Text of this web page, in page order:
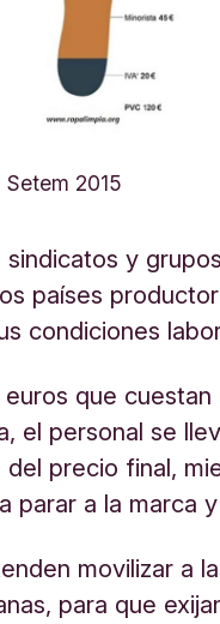
Setem 2015
y
países
condiciones
que
el personal se
precio final,
parar a la marca
movilizar a
para que